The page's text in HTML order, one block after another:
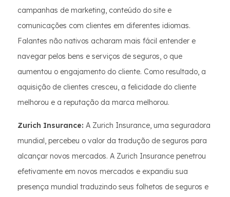
campanhas de marketing, conteúdo do site e
comunicações com clientes em diferentes idiomas.
Falantes não nativos acharam mais fácil entender e
navegar pelos bens e serviços de seguros, o que
aumentou o engajamento do cliente. Como resultado, a
aquisição de clientes cresceu, a felicidade do cliente
melhorou e a reputação da marca melhorou.
Zurich Insurance: A Zurich Insurance, uma seguradora
mundial, percebeu o valor da tradução de seguros para
alcançar novos mercados. A Zurich Insurance penetrou
efetivamente em novos mercados e expandiu sua
presença mundial traduzindo seus folhetos de seguros e